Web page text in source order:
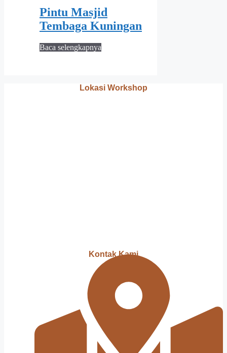
Pintu Masjid
Tembaga Kuningan
Baca selengkapnya
Lokasi Workshop
Kontak Kami